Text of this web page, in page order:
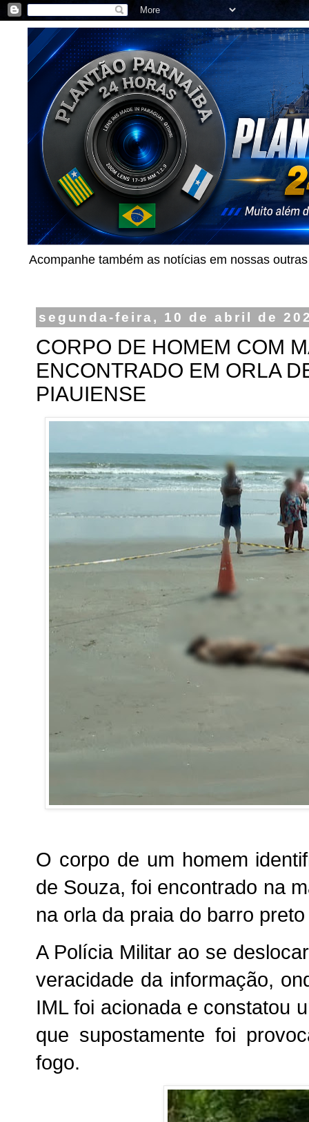
Acompanhe também as notícias em nossas
segunda-feira, 10 de abril de
CORPO DE HOMEM COM
ENCONTRADO EM ORLA
PIAUIENSE
O corpo de um homem
de Souza, foi encontrado na
na orla da praia do barro
A Polícia Militar ao se
veracidade da informação,
IML foi acionada e constatou
que supostamente foi
fogo.